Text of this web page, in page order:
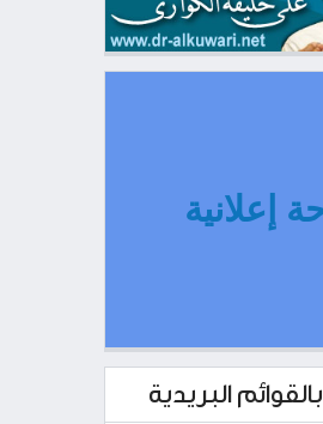
إعلانية
البريدية